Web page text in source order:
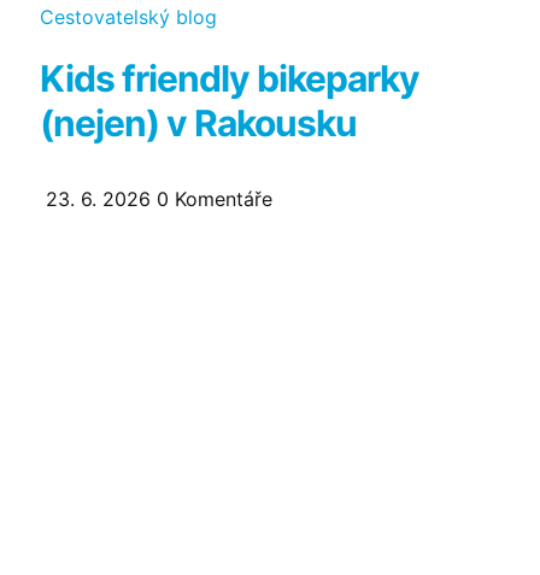
Kategorie
Cestovatelský blog
Kids friendly bikeparky
(nejen) v Rakousku
23. 6. 2026 0 Komentáře